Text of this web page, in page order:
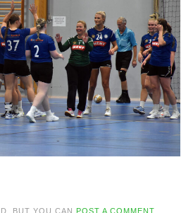
BUT YOU CAN POST A COMMENT.